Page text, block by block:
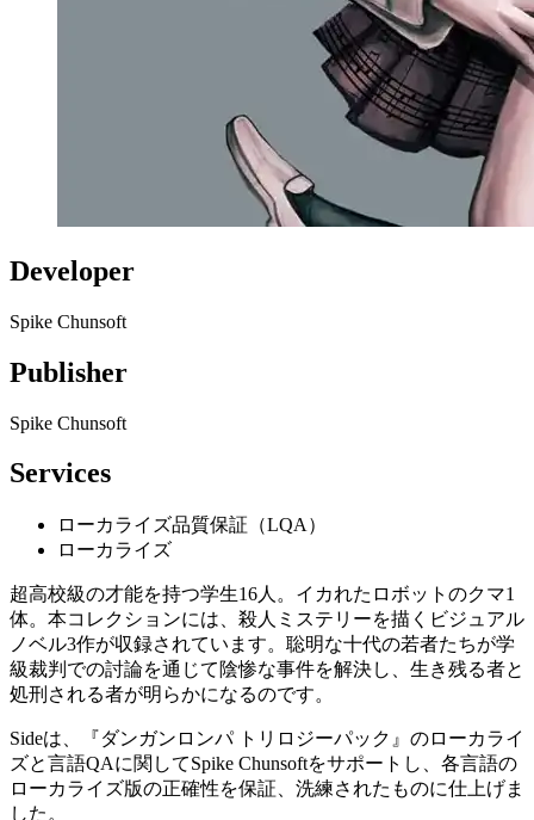
Developer
Spike Chunsoft
Publisher
Spike Chunsoft
Services
ローカライズ品質保証（LQA）
ローカライズ
超高校級の才能を持つ学生16人。イカれたロボットのクマ1
体。本コレクションには、殺人ミステリーを描くビジュアル
ノベル3作が収録されています。聡明な十代の若者たちが学
級裁判での討論を通じて陰惨な事件を解決し、生き残る者と
処刑される者が明らかになるのです。
Sideは、『ダンガンロンパ トリロジーパック』のローカライ
ズと言語QAに関してSpike Chunsoftをサポートし、各言語の
ローカライズ版の正確性を保証、洗練されたものに仕上げま
した。